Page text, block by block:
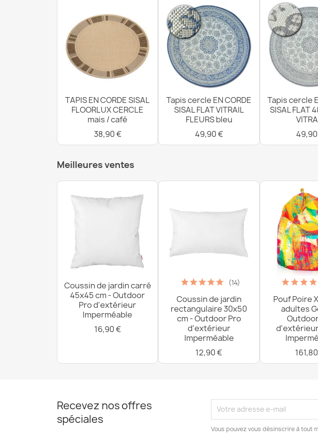
TAPIS EN CORDE SISAL
FLOORLUX CERCLE
mais / café
38,90 €
Tapis cercle EN CORDE
SISAL FLAT VITRAIL
FLEURS bleu
49,90 €
Tapis cercle
SISAL FLAT
Meilleures ventes
Coussin de jardin carré
45x45 cm - Outdoor
Pro d'extérieur
Imperméable
16,90 €
(14)
Coussin de jardin
rectangulaire 30x50
cm - Outdoor Pro
d'extérieur
Imperméable
12,90 €
Pouf Poire
adultes
Recevez nos offres
spéciales
Vous pouvez vous désinscrire à tout